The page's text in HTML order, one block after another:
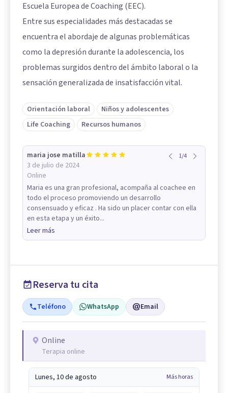
Escuela Europea de Coaching (EEC).
Entre sus especialidades más destacadas se
encuentra el abordaje de algunas problemáticas
como la depresión durante la adolescencia, los
problemas surgidos dentro del ámbito laboral o la
sensación generalizada de insatisfacción vital.
Orientación laboral
Niños y adolescentes
Life Coaching
Recursos humanos
maria jose matilla
3 de julio de 2024
Online
1/4
Maria es una gran profesional, acompaña al coachee en
todo el proceso promoviendo un desarrollo
consensuado y eficaz . Ha sido un placer contar con ella
en esta etapa y un éxito...
Leer más
Reserva tu cita
Teléfono WhatsApp Email
Online
Terapia online
Lunes, 10 de agosto Más horas